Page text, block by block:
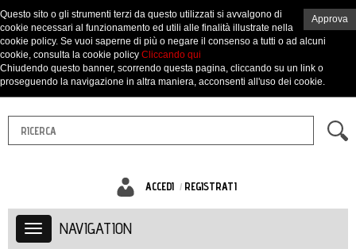
ACCEDI REGISTRATI
NAVIGATION
Approva
Questo sito o gli strumenti terzi da questo utilizzati si avvalgono di
cookie necessari al funzionamento ed utili alle finalità illustrate nella
cookie policy. Se vuoi saperne di più o negare il consenso a tutti o ad alcuni
cookie, consulta la cookie policy Cliccando qui
Chiudendo questo banner, scorrendo questa pagina, cliccando su un link o
proseguendo la navigazione in altra maniera, acconsenti all'uso dei cookie.